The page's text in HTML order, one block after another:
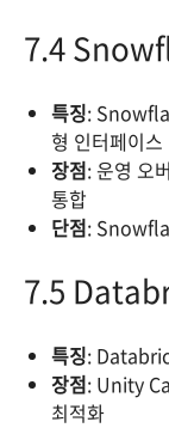
7.4
특징:
형 인터페이스
장점: 운영 오
통합
단점:
7.5
특징:
장점: Unity
최적화